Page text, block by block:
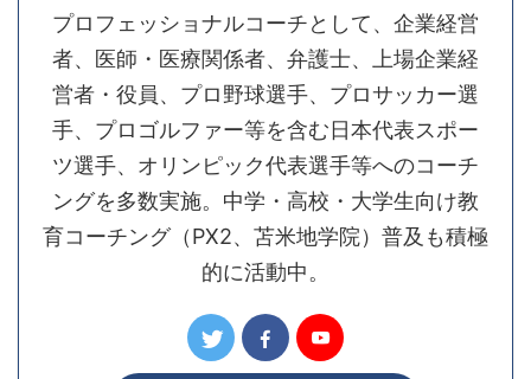
プロフェッショナルコーチとして、企業経営
者、医師・医療関係者、弁護士、上場企業経
営者・役員、プロ野球選手、プロサッカー選
手、プロゴルファー等を含む日本代表スポー
ツ選手、オリンピック代表選手等へのコーチ
ングを多数実施。中学・高校・大学生向け教
育コーチング（PX2、苫米地学院）普及も積極
的に活動中。